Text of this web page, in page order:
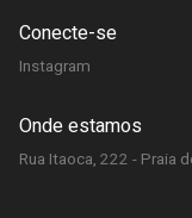
Conecte-se
Instagram
Onde estamos
Rua Itaoca, 222 - Praia